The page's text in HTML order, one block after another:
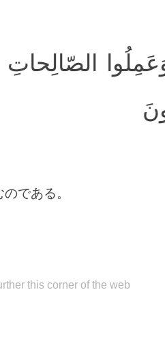
وَعَمِلُوا
である。
this corner of the web